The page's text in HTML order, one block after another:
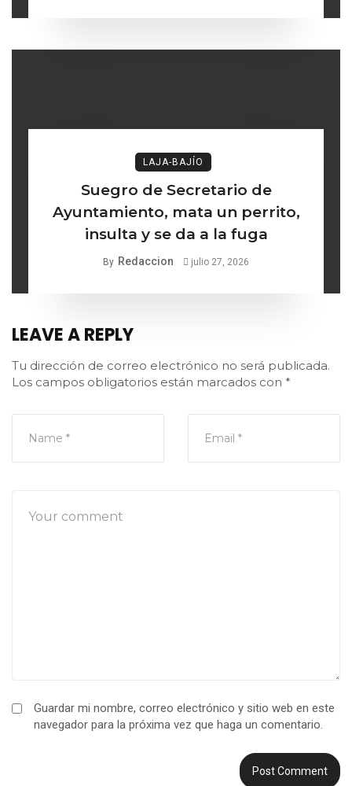
LAJA-BAJÍO
Suegro de Secretario de
Ayuntamiento, mata un perrito,
insulta y se da a la fuga
By Redaccion julio 27, 2026
LEAVE A REPLY
Tu dirección de correo electrónico no será publicada.
Los campos obligatorios están marcados con *
Guardar mi nombre, correo electrónico y sitio web en este
navegador para la próxima vez que haga un comentario.